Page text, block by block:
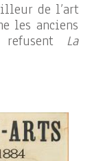
de l’art
les anciens
La